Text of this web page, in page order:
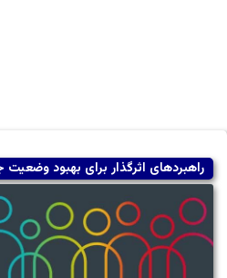
راهبردهای اثرگذار برای بهبود وضعیت